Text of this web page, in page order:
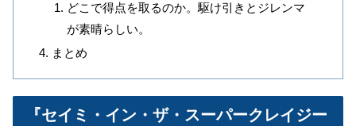
どこで得点を取るのか。駆け引きとジレンマ
が素晴らしい。
まとめ
『セイミ・イン・ザ・スーパークレイジー